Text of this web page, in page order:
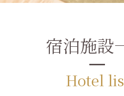
宿泊施設
Hotel